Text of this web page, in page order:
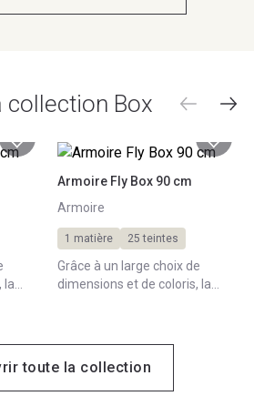
collection Box
la
Armoire Fly Box 90 cm
Armoire
1 matière 25 teintes
Grâce à un large choix de
dimensions et de coloris, la
toute la collection